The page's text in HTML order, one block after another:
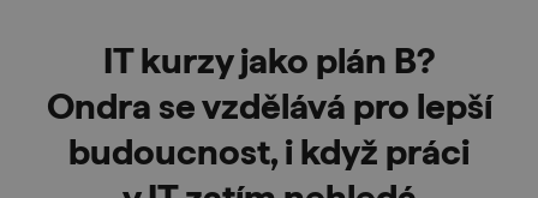
IT kurzy jako plán B?
Ondra se vzdělává pro lepší
budoucnost, i když práci